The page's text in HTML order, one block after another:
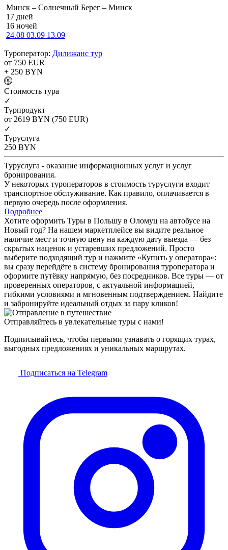
Минск – Солнечный Берег – Минск
17 дней
16 ночей
24.08 03.09 13.09
Туроператор: Дилижанс тур
от 750 EUR
+ 250 BYN
Cтоимость тура
✓
Турпродукт
от 2619 BYN (750 EUR)
✓
Туруслуга
250 BYN
Туруслуга - оказание информационных услуг и услуг
бронирования.
У некоторых туроператоров в стоимость туруслуги входит
транспортное обслуживание. Как правило, оплачивается в
первую очередь после оформления.
Подробнее
Хотите оформить Туры в Польшу в Оломуц на автобусе на
Новый год? На нашем маркетплейсе вы видите реальное
наличие мест и точную цену на каждую дату выезда — без
скрытых наценок и устаревших предложений. Просто
выберите подходящий тур и нажмите «Купить у оператора»:
вы сразу перейдёте в систему бронирования туроператора и
оформите путёвку напрямую, без посредников. Все туры — от
проверенных операторов, с актуальной информацией,
гибкими условиями и мгновенным подтверждением. Найдите
и забронируйте идеальный отдых за пару кликов!
Отправляйтесь в увлекательные туры с нами!
Подписывайтесь, чтобы первыми узнавать о горящих турах,
выгодных предложениях и уникальных маршрутах.
Подписаться на Telegram